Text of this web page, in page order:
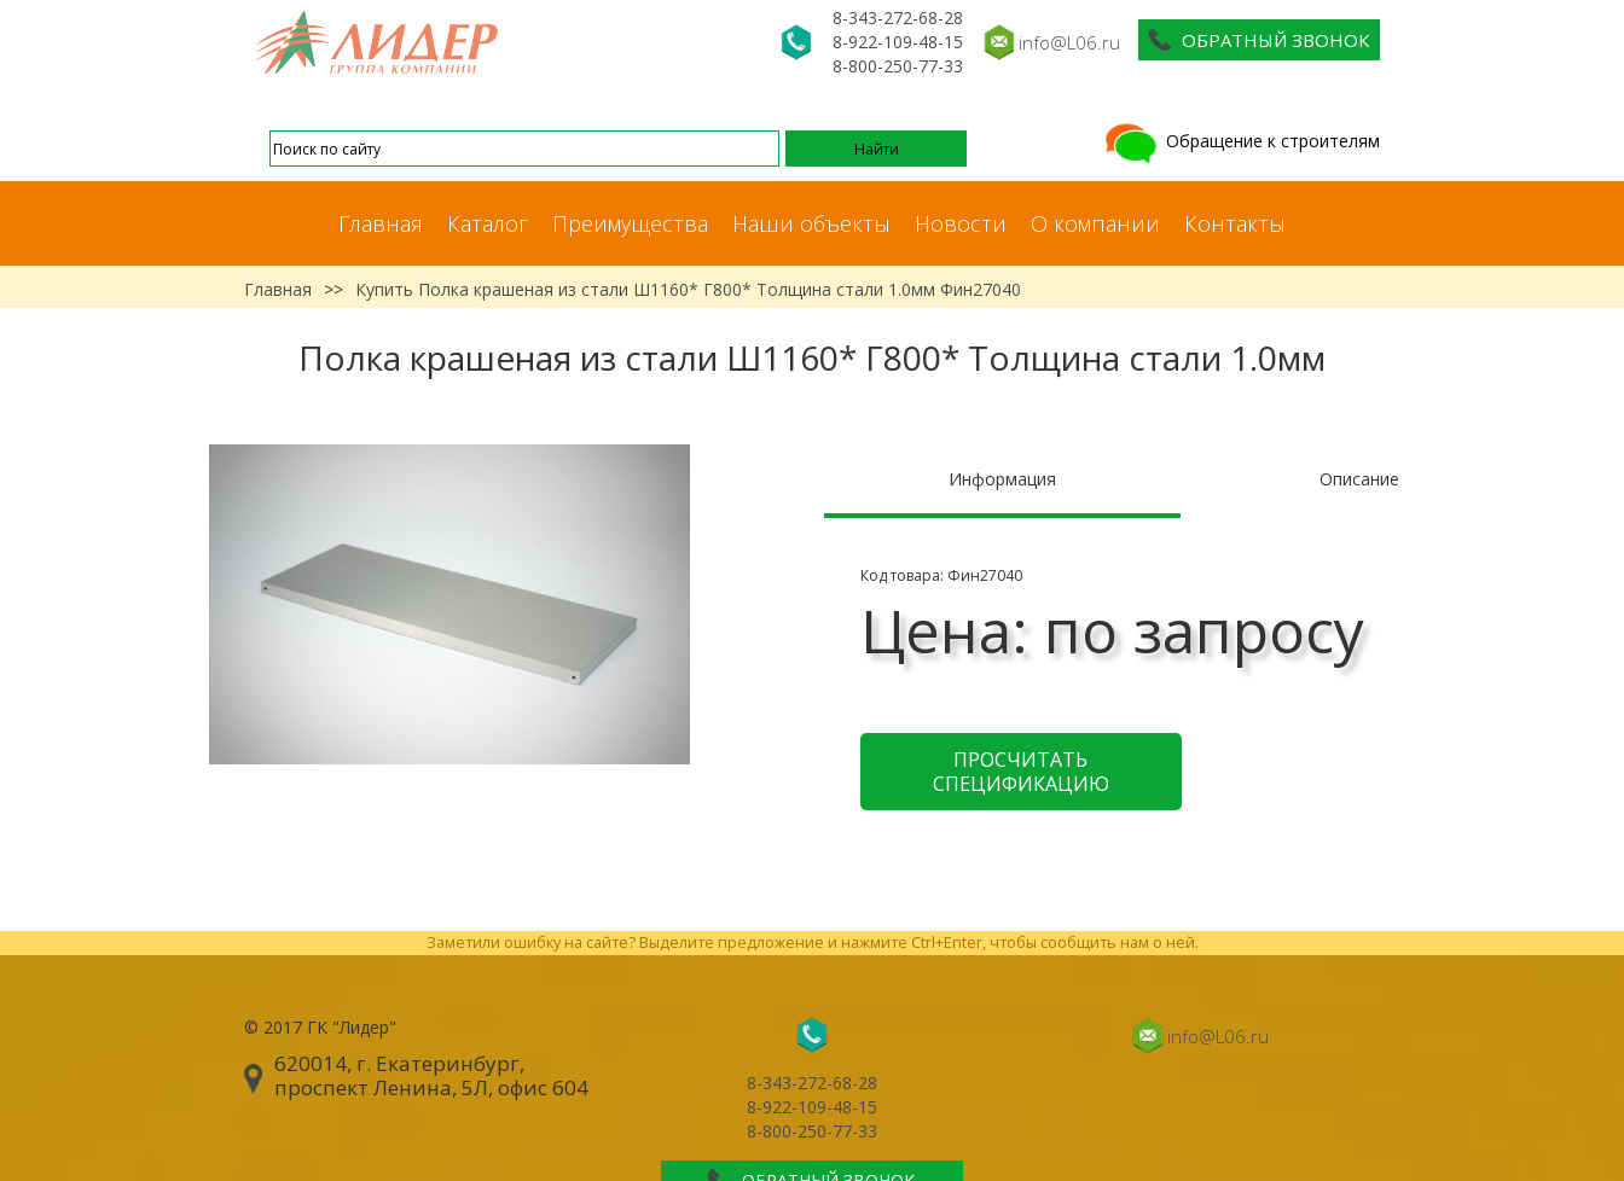
8-343-272-68-28
8-922-109-48-15
8-800-250-77-33
info@L06.ru ОБРАТНЫЙ ЗВОНОК
Обращение к строителям
Главная Каталог Преимущества Наши объекты Новости О компании Контакты
Главная >> Купить Полка крашеная из стали Ш1160* Г800* Толщина стали 1.0мм Фин27040
Полка крашеная из стали Ш1160* Г800* Толщина стали 1.0мм
Информация Описание
Код товара: Фин27040
Цена: по запросу
ПРОСЧИТАТЬ
СПЕЦИФИКАЦИЮ
Заметили ошибку на сайте? Выделите предложение и нажмите Ctrl+Enter, чтобы сообщить нам о ней.
© 2017 ГК "Лидер"
620014, г. Екатеринбург,
проспект Ленина, 5Л, офис 604
8-343-272-68-28
8-922-109-48-15
8-800-250-77-33
info@L06.ru